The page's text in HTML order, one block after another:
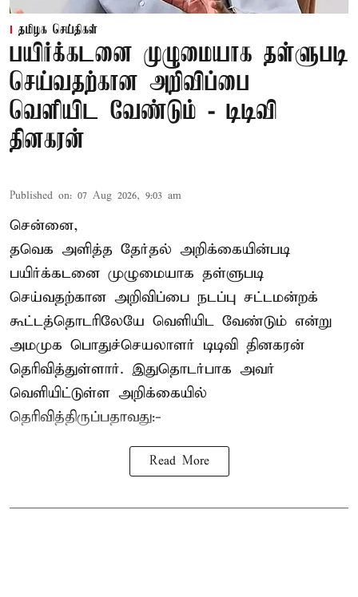
தமிழக செய்திகள்
பயிர்க்கடனை முழுமையாக தள்ளுபடி
செய்வதற்கான அறிவிப்பை
வெளியிட வேண்டும் - டிடிவி
தினகரன்
Published on: 07 Aug 2026, 9:03 am
சென்னை,
தவெக அளித்த தேர்தல் அறிக்கையின்படி
பயிர்க்கடனை முழுமையாக தள்ளுபடி
செய்வதற்கான அறிவிப்பை நடப்பு சட்டமன்றக்
கூட்டத்தொடரிலேயே வெளியிட வேண்டும் என்று
அமமுக பொதுச்செயலாளர் டிடிவி தினகரன்
தெரிவித்துள்ளார். இதுதொடர்பாக அவர்
வெளியிட்டுள்ள அறிக்கையில்
தெரிவித்திருப்பதாவது:-
Read More